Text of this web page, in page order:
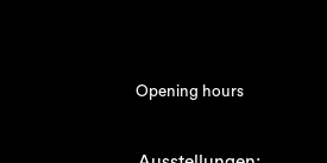
Opening hours